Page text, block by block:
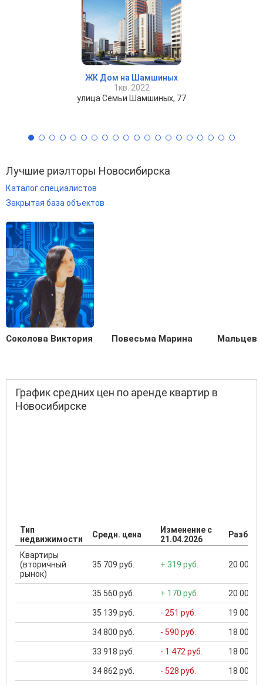
ЖК Дом на Шамшиных
1кв. 2022
улица Семьи Шамшиных, 77
Лучшие риэлторы Новосибирска
Каталог специалистов
Закрытая база объектов
Соколова Виктория Повесьма Марина
График средних цен по аренде квартир в
Новосибирске
Тип
недвижимости
Средн. цена
Изменение с
21.04.2026
Квартиры
(вторичный
рынок)
35 709 руб. + 319 руб. 20 000
35 560 руб. + 170 руб. 20 000
35 139 руб. - 251 руб. 19 000
34 800 руб. - 590 руб. 18 000
33 918 руб. - 1 472 руб. 18 000
34 862 руб. - 528 руб. 18 000